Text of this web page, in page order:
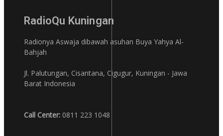
RadioQu Kuningan
Radionya Aswaja dibawah asuhan Buya Yahya Al-
Bahjah
Jl. Palutungan, Cisantana, Cigugur, Kuningan - Jawa
Barat Indonesia
Call Center: 0811 223 1048